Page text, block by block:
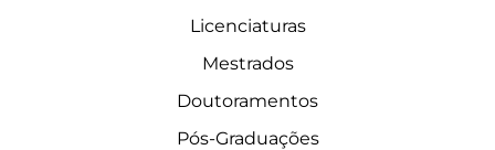
Licenciaturas
Mestrados
Doutoramentos
Pós-Graduações